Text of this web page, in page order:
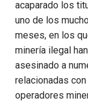
acaparado los
uno de los
meses, en los
minería ilegal
asesinado a
relacionadas
operadores